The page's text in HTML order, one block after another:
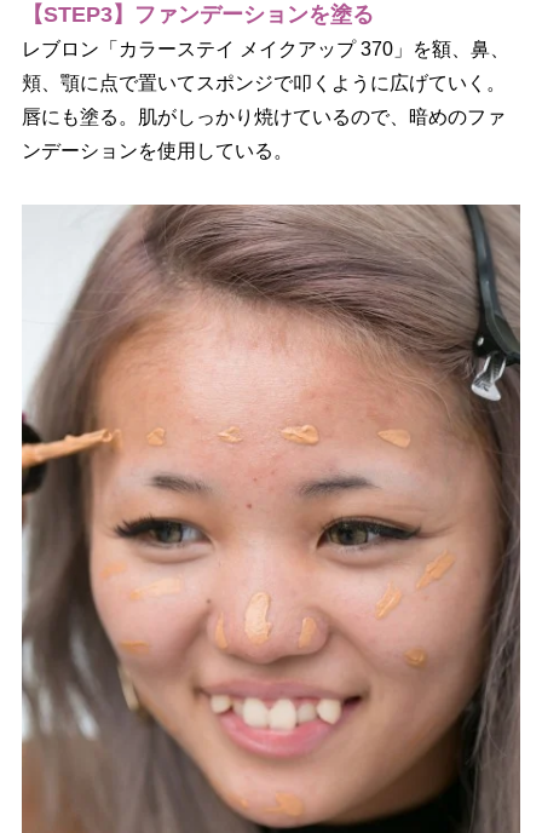
【STEP3】ファンデーションを塗る
レブロン「カラーステイ メイクアップ 370」を額、鼻、
頬、顎に点で置いてスポンジで叩くように広げていく。
唇にも塗る。肌がしっかり焼けているので、暗めのファ
ンデーションを使用している。